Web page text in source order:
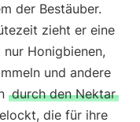
der Bestäuber.
zieht er eine
Honigbienen,
und andere
durch den Nektar
die für ihre